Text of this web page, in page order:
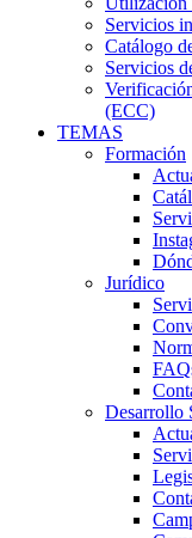
Servicios
Catálogo
Servicios
(ECC)
TEMAS
Formación
Jurídico
Desarrollo